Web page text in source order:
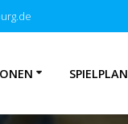
SPIELPLAN